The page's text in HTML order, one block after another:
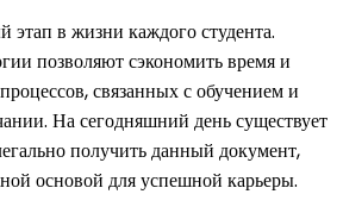
в жизни каждого студента.
позволяют сэкономить время и
связанных с обучением и
На сегодняшний день существует
получить данный документ,
основой для успешной карьеры.